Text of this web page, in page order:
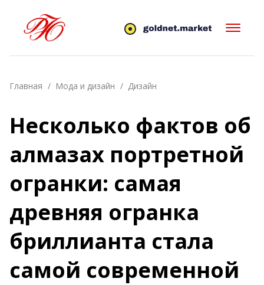
Главная Мода и дизайн Дизайн
Несколько фактов об
алмазах портретной
огранки: самая
древняя огранка
бриллианта стала
самой современной